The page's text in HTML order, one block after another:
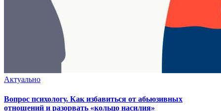
Актуально
Вопрос психологу. Как избавиться от абьюзивных
отношений и разорвать «кольцо насилия»